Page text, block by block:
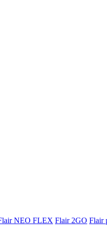
NEO FLEX Flair 2GO Flair